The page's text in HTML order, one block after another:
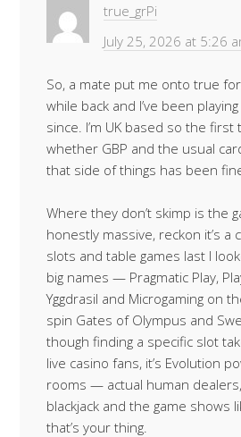
true_grPi
July 25, 2026 at 5:26
So, a mate put me onto true
while back and I’ve been
since. I’m UK based so the first
whether GBP and the usual
that side of things has been
Where they don’t skimp is the
honestly massive, reckon it’s a
slots and table games last I
big names — Pragmatic Play,
Yggdrasil and Microgaming on
spin Gates of Olympus and
though finding a specific slot
live casino fans, it’s Evolution
rooms — actual human
blackjack and the game shows
that’s your thing.